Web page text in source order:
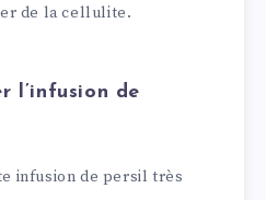
de la cellulite.
l’infusion de
infusion de persil très